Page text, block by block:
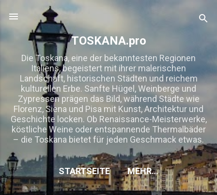
Direkt zum Hauptbereich
TOSKANA.pro
Die Toskana, eine der bekanntesten Regionen
Italiens, begeistert mit ihrer malerischen
Landschaft, historischen Städten und reichem
kulturellen Erbe. Sanfte Hügel, Weinberge und
Zypressen prägen das Bild, während Städte wie
Florenz, Siena und Pisa mit Kunst, Architektur und
Geschichte locken. Ob Renaissance-Meisterwerke,
köstliche Weine oder entspannende Thermalbäder
– die Toskana bietet für jeden Geschmack etwas.
STARTSEITE MEHR…